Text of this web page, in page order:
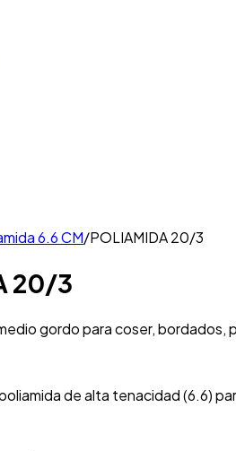
6.6 CM/POLIAMIDA 20/3
20/3
gordo para coser,
de alta tenacidad (6.6)